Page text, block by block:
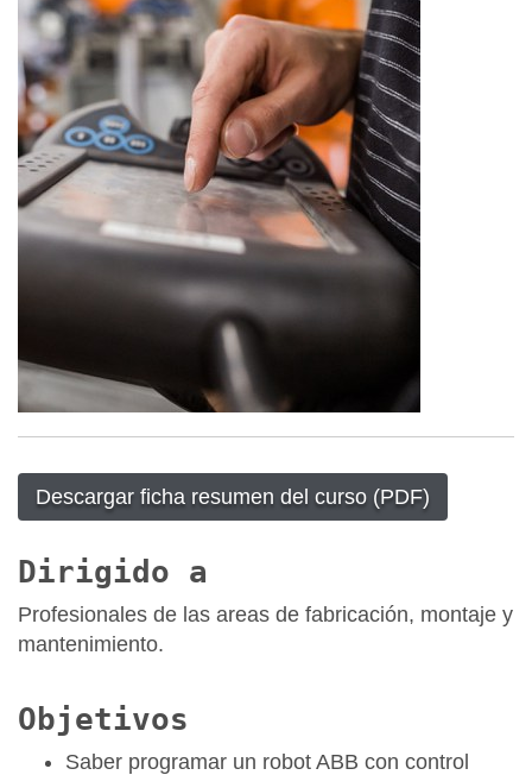
Descargar ficha resumen del curso (PDF)
Dirigido a
Profesionales de las areas de fabricación, montaje y
mantenimiento.
Objetivos
Saber programar un robot ABB con control